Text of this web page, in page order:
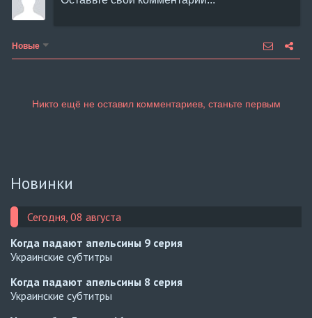
Новые
Новинки
Сегодня, 08 августа
Когда падают апельсины 9 серия
Украинские субтитры
Когда падают апельсины 8 серия
Украинские субтитры